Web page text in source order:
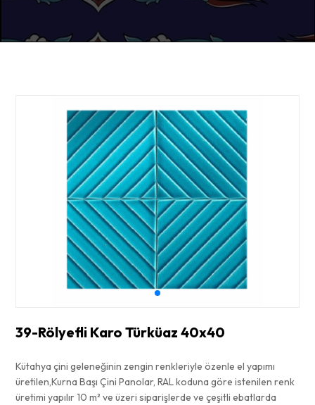
39-Rölyefli Karo Türküaz 40x40
Kütahya çini geleneğinin zengin renkleriyle özenle el yapımı
üretilen,Kurna Başı Çini Panolar, RAL koduna göre istenilen renk
üretimi yapılır 10 m² ve üzeri siparişlerde ve çeşitli ebatlarda